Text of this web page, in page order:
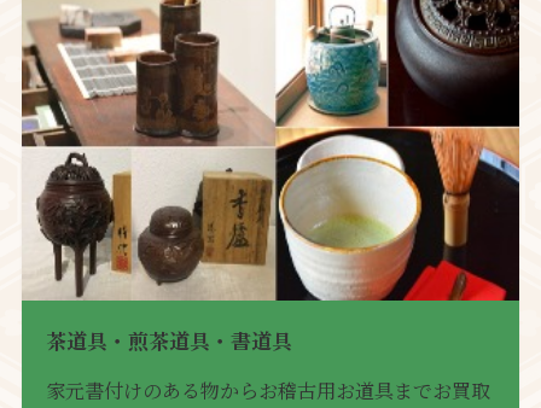
茶道具・煎茶道具・書道具
家元書付けのある物からお稽古用お道具までお買取